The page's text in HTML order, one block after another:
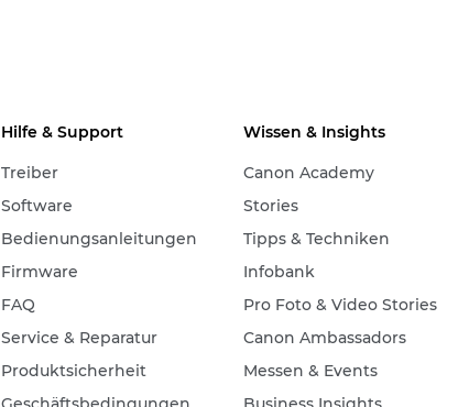
Hilfe & Support
Treiber
Software
Bedienungsanleitungen
Firmware
FAQ
Service & Reparatur
Produktsicherheit
Wissen & Insights
Canon Academy
Stories
Tipps & Techniken
Infobank
Pro Foto & Video Stories
Canon Ambassadors
Messen & Events